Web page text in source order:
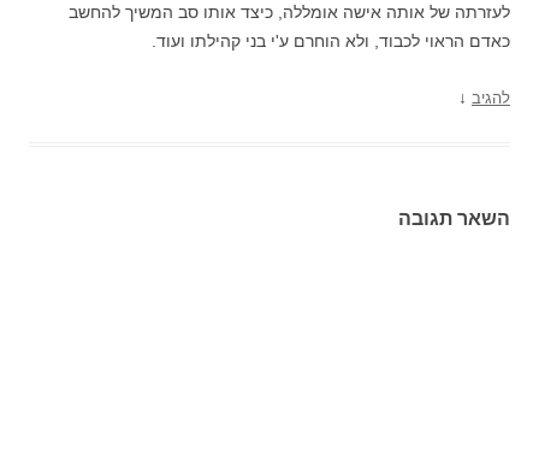
לעזרתה של אותה אישה אומללה, כיצד אותו סב המשיך להחשב
כאדם הראוי לכבוד, ולא הוחרם ע'י בני קהילתו ועוד.
להגיב ↓
השאר תגובה